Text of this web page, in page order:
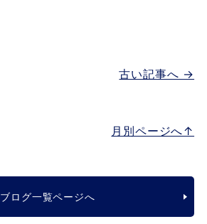
古い記事へ →
月別ページへ↑
ブログ一覧ページへ